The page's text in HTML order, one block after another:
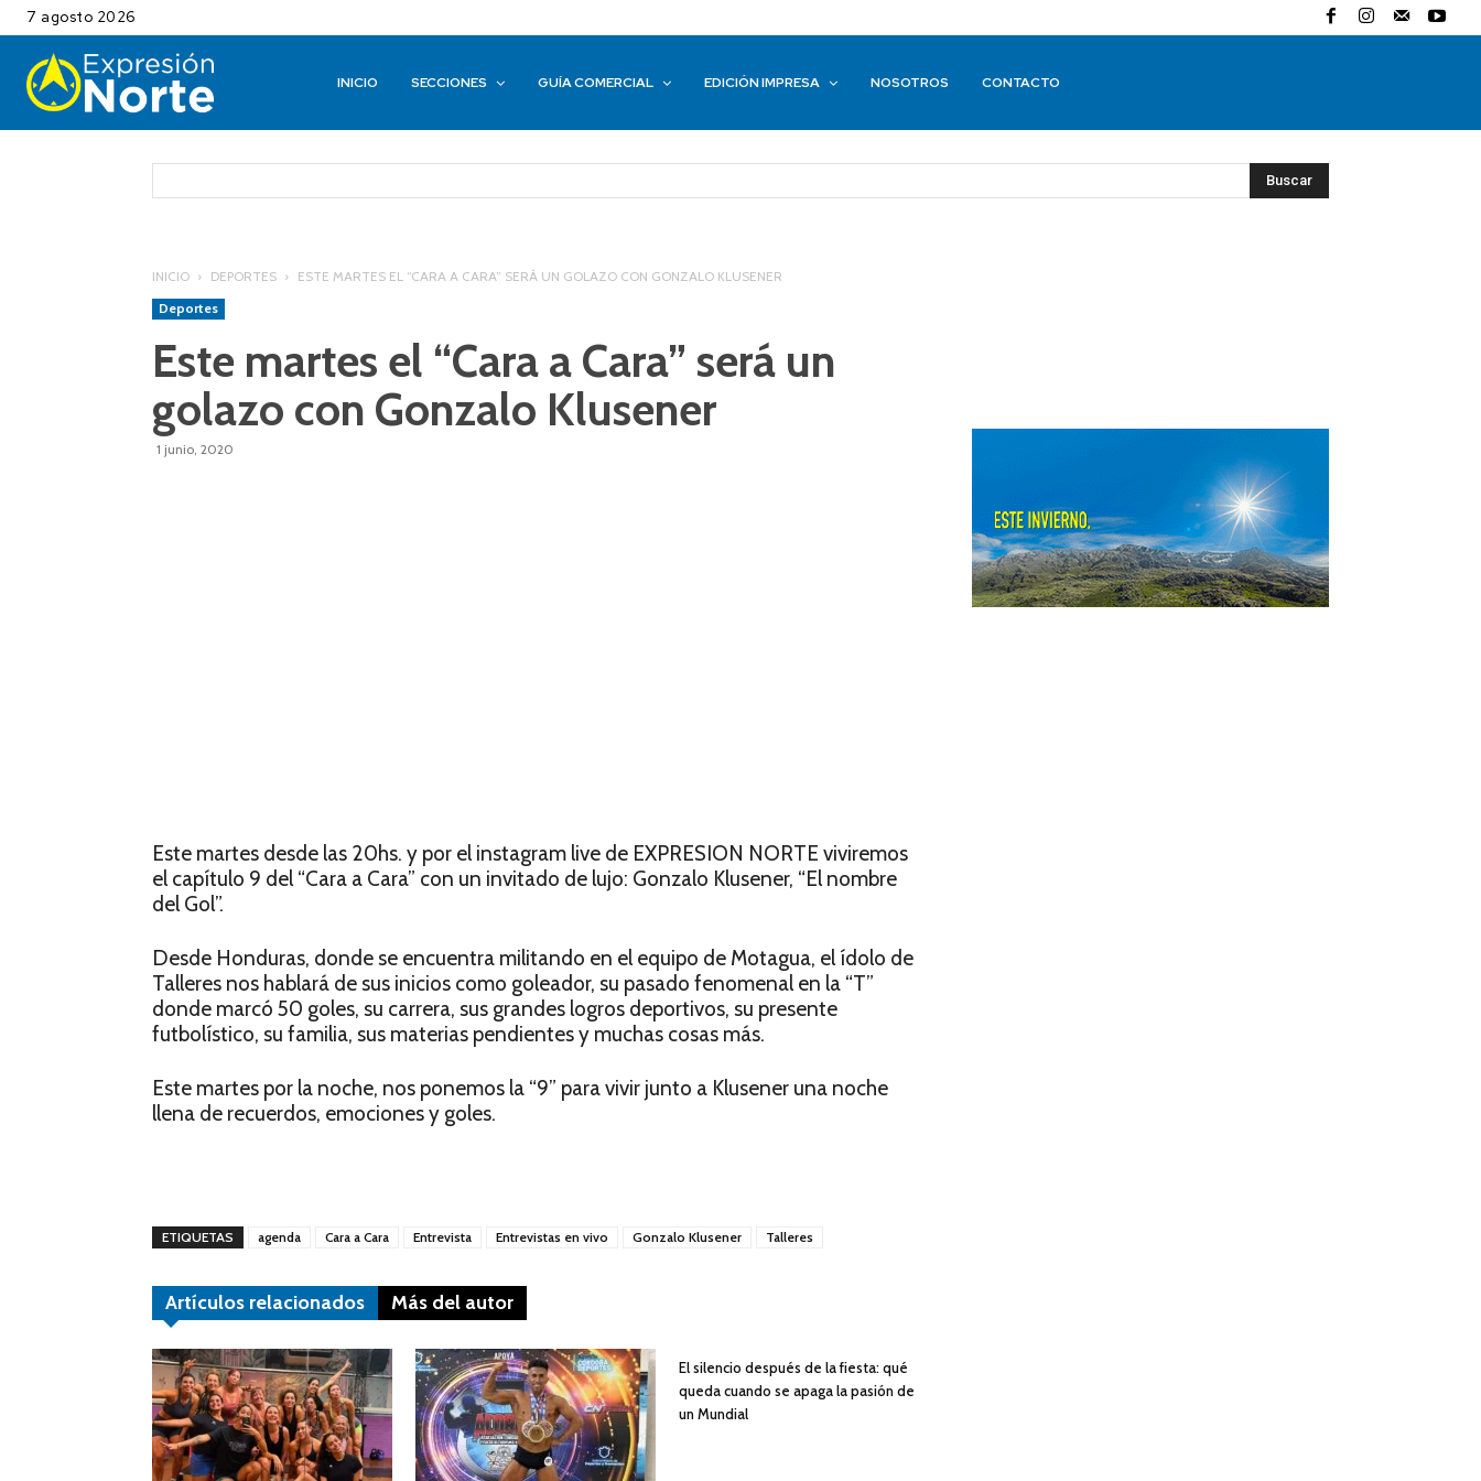
7 agosto 2026
INICIO SECCIONES GUÍA COMERCIAL EDICIÓN IMPRESA NOSOTROS CONTACTO
Buscar
INICIO DEPORTES
ESTE MARTES EL “CARA A CARA” SERÁ UN GOLAZO CON GONZALO KLUSENER
Deportes
Este martes el “Cara a Cara” será un
golazo con Gonzalo Klusener
1 junio, 2020
Este martes desde las 20hs. y por el instagram live de EXPRESION NORTE viviremos
el capítulo 9 del “Cara a Cara” con un invitado de lujo: Gonzalo Klusener, “El nombre
del Gol”.
Desde Honduras, donde se encuentra militando en el equipo de Motagua, el ídolo de
Talleres nos hablará de sus inicios como goleador, su pasado fenomenal en la “T”
donde marcó 50 goles, su carrera, sus grandes logros deportivos, su presente
futbolístico, su familia, sus materias pendientes y muchas cosas más.
Este martes por la noche, nos ponemos la “9” para vivir junto a Klusener una noche
llena de recuerdos, emociones y goles.
ETIQUETAS agenda Cara a Cara Entrevista Entrevistas en vivo Gonzalo Klusener Talleres
Artículos relacionados Más del autor
El silencio después de la fiesta: qué
queda cuando se apaga la pasión de
un Mundial